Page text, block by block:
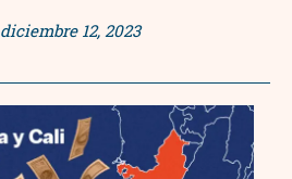
diciembre 12, 2023